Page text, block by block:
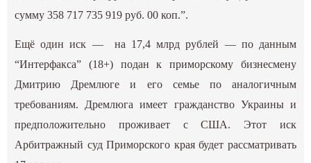
сумму 358 717 735 919 руб. 00 коп.”.
Ещё один иск — на 17,4 млрд рублей — по данным
“Интерфакса” (18+) подан к приморскому бизнесмену
Дмитрию Дремлюге и его семье по аналогичным
требованиям. Дремлюга имеет гражданство Украины и
предположительно проживает с США. Этот иск
Арбитражный суд Приморского края будет рассматривать